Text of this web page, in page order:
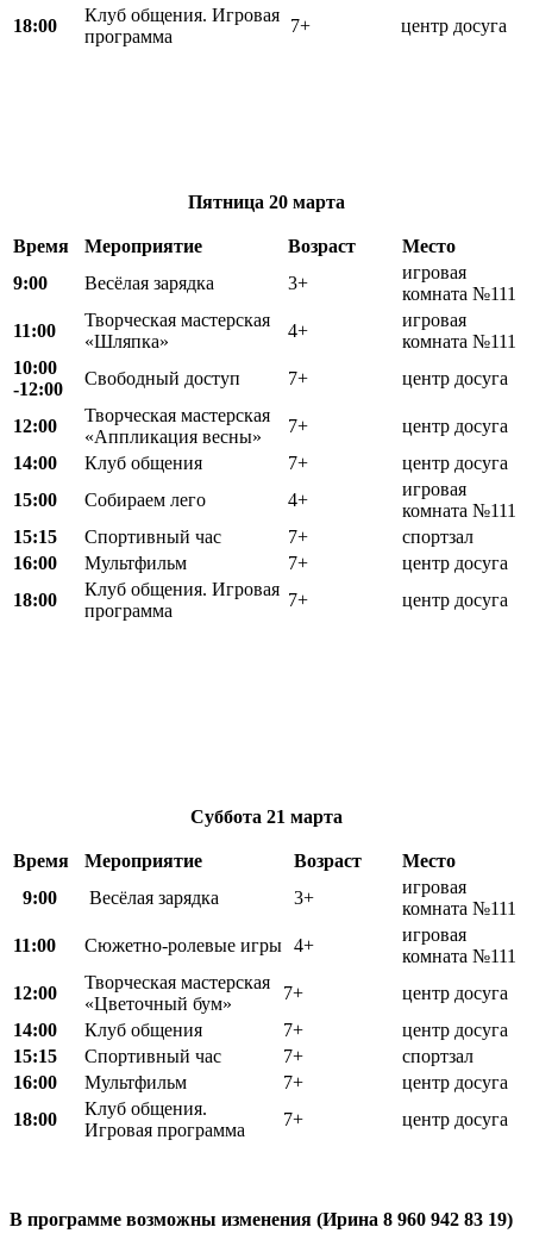
18:00
Клуб общения. Игровая
программа
7+ центр досуга
Пятница 20 марта
Время Мероприятие Возраст
Место
9:00
Весёлая зарядка 3+
игровая
комната №111
11:00
Творческая мастерская
«Шляпка»
4+
игровая
комната №111
10:00
-12:00
Свободный доступ 7+ центр досуга
12:00
Творческая мастерская
«Аппликация весны»
7+
центр досуга
14:00
Клуб общения 7+
центр досуга
15:00
Собираем лего 4+
игровая
комната №111
15:15
Спортивный час 7+
спортзал
16:00
Мультфильм 7+
центр досуга
18:00
Клуб общения. Игровая
программа
7+ центр досуга
Суббота 21 марта
Время Мероприятие Возраст
Место
9:00
Весёлая зарядка 3+
игровая
комната №111
11:00
Сюжетно-ролевые игры 4+
игровая
комната №111
12:00
Творческая мастерская
«Цветочный бум»
7+
центр досуга
14:00
Клуб общения 7+
центр досуга
15:15
Спортивный час 7+
спортзал
16:00
Мультфильм 7+
центр досуга
18:00
Клуб общения.
Игровая программа
7+ центр досуга
В программе возможны изменения (Ирина 8 960 942 83 19)